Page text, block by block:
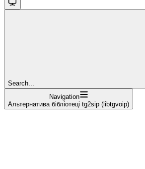
Search...
Navigation
Альтернатива бібліотеці tg2sip (libtgvoip)